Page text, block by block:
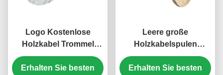
Logo Kostenlose
Holzkabel Trommel
Kiefer Holz elektrische
Spule OEM
Erhalten Sie besten
Leere große
Holzkabelspulen
Kabelrolle
Holzdrahttrommel
Erhalten Sie besten